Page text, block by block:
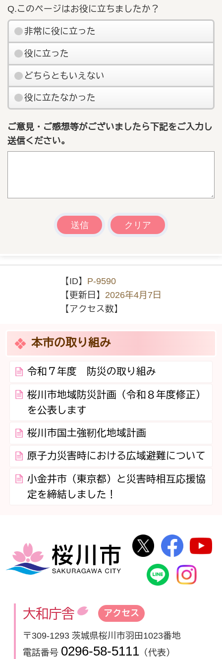
Q.このページはお役に立ちましたか？
非常に役に立った
役に立った
どちらともいえない
役に立たなかった
ご意見・ご感想等がございましたら下記をご入力し
送信ください。
【ID】 P-9590
【更新日】 2026年4月7日
【アクセス数】
本市の取り組み
令和７年度 防災の取り組み
桜川市地域防災計画（令和８年度修正）
を公表します
桜川市国土強靭化地域計画
原子力災害時における広域避難について
小金井市（東京都）と災害時相互応援協
定を締結しました！
桜川市
桜川市公式
桜川
桜川市公
大和庁舎 アクセス
〒309-1293 茨城県桜川市羽田1023番地
電話番号 0296-58-5111 （代表）